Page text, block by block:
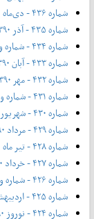
شماره ۴۳۶ - دی‌ماه ۱۳۹۰
شماره ۴۳۵ - آذر ۱۳۹۰
شماره ۴۳۴ - شماره ویژه پاییز - ۱۷ آبان ۱۳۹۰
شماره ۴۳۳ - آبان ۱۳۹۰
شماره ۴۳۲ - مهر ۱۳۹۰
شماره ۴۳۱ - شماره ویژه‌ی روز ملی سینما - ۲۱ شهریور ۱۳۹۰
شماره ۴۳۰ - شهریور ۱۳۹۰
شماره ۴۲۹ - مرداد ۱۳۹۰
شماره ۴۲۸ - تیر ماه ۱۳۹۰
شماره ۴۲۷ - خرداد ۱۳۹۰
شماره ۴۲۶ - شماره ویژه بهار - ۱۸ اردیبهشت ۱۳۹۰
شماره ۴۲۵ - اردیبهشت ۱۳۹۰
شماره ۴۲۴ - نوروز ۱۳۹۰